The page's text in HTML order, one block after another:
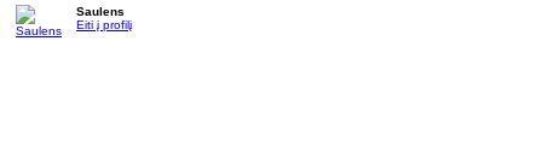
Saulens
Eiti į profilį